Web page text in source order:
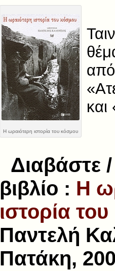
Η ωραιότερη ιστορία του κόσμου
Διαβάστε /
βιβλίο : Η
ιστορία
Παντελή
Πατάκη,